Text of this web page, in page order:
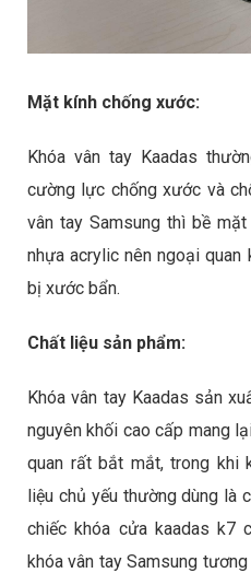
Mặt kính chống xước:
Khóa vân tay Kaadas
cường lực chống xước và
vân tay Samsung thì bề
nhựa acrylic nên ngoại
bị xước bẩn.
Chất liệu sản phẩm:
Khóa vân tay Kaadas sản
nguyên khối cao cấp mang
quan rất bắt mắt, trong khi
liệu chủ yếu thường dùng là
chiếckhóa cửa kaadas k7
khóa vân tay Samsung